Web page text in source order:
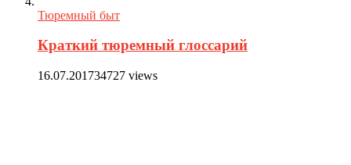
Тюремный быт
Краткий тюремный глоссарий
16.07.201734727 views